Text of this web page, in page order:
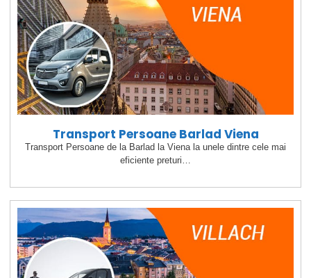
Transport Persoane Barlad Viena
Transport Persoane de la Barlad la Viena la unele dintre cele mai
eficiente preturi…